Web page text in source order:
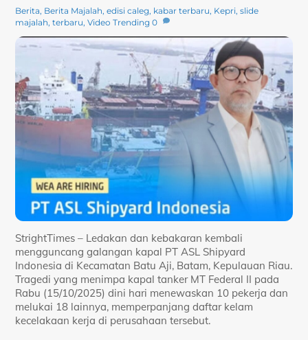
Berita, Berita Majalah,edisi caleg, kabar terbaru, Kepri,slide
majalah,terbaru,Video Trending 0
StrightTimes – Ledakan dan kebakaran kembali
mengguncang galangan kapal PT ASL Shipyard
Indonesia di Kecamatan Batu Aji, Batam, Kepulauan Riau.
Tragedi yang menimpa kapal tanker MT Federal II pada
Rabu (15/10/2025) dini hari menewaskan 10 pekerja dan
melukai 18 lainnya, memperpanjang daftar kelam
kecelakaan kerja di perusahaan tersebut.